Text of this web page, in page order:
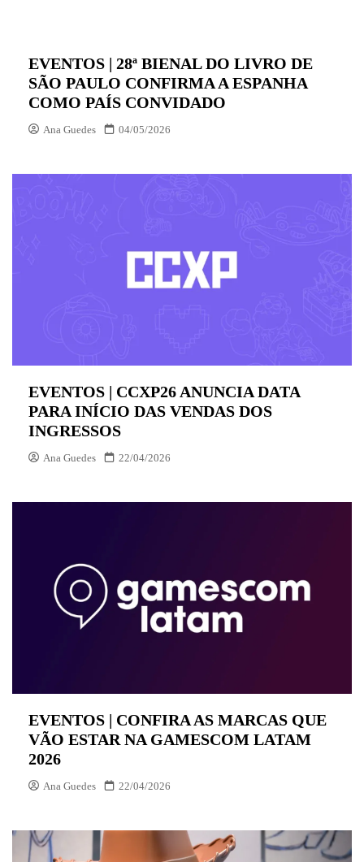
EVENTOS | 28ª BIENAL DO LIVRO DE
SÃO PAULO CONFIRMA A ESPANHA
COMO PAÍS CONVIDADO
Ana Guedes 04/05/2026
EVENTOS | CCXP26 ANUNCIA DATA
PARA INÍCIO DAS VENDAS DOS
INGRESSOS
Ana Guedes 22/04/2026
EVENTOS | CONFIRA AS MARCAS QUE
VÃO ESTAR NA GAMESCOM LATAM
2026
Ana Guedes 22/04/2026